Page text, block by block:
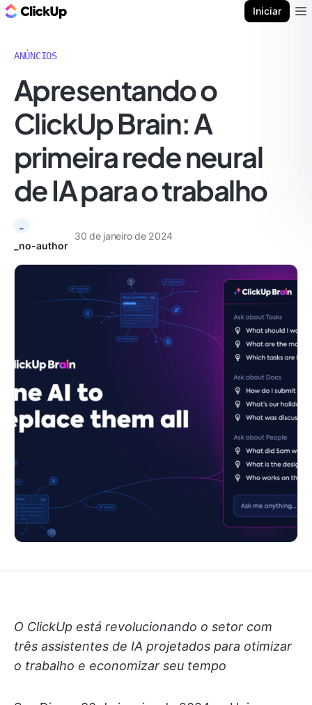
Iniciar
ANÚNCIOS
Apresentando o
ClickUp Brain: A
primeira rede neural
de IA para o trabalho
_no-author
30 de janeiro de 2024
O ClickUp está revolucionando o setor com
três assistentes de IA projetados para otimizar
o trabalho e economizar seu tempo